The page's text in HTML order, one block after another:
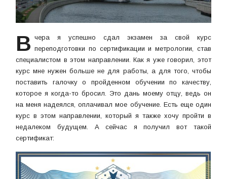
В чера я успешно сдал экзамен за свой курс
переподготовки по сертификации и метрологии, став
специалистом в этом направлении. Как я уже говорил, этот
курс мне нужен больше не для работы, а для того, чтобы
поставить галочку о пройденном обучении по качеству,
которое я когда-то бросил. Это дань моему отцу, ведь он
на меня надеялся, оплачивал мое обучение. Есть еще один
курс в этом направлении, который я также хочу пройти в
недалеком будущем. А сейчас я получил вот такой
сертификат: